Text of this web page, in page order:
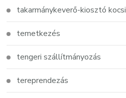
takarmánykeverő-kiosztó kocsi
temetkezés
tengeri szállítmányozás
tereprendezás